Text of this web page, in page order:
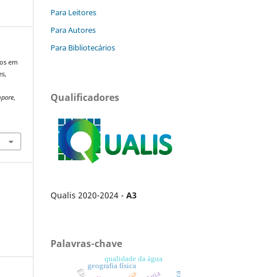
em
,
Para Leitores
Para Autores
Para Bibliotecários
Qualificadores
Qualis 2020-2024 - A3
Palavras-chave
geografia física
qualidade da água